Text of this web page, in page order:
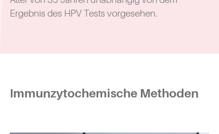
Ergebnis des HPV Tests vorgesehen.
Immunzytochemische Methoden